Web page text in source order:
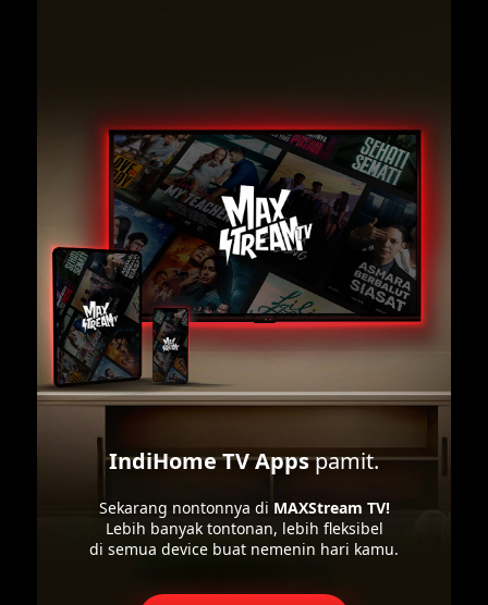
IndiHome TV Appspamit.
Sekarang nontonnya di MAXStream TV!
Lebih banyak tontonan, lebih fleksibel
di semua device buat nemenin hari kamu.